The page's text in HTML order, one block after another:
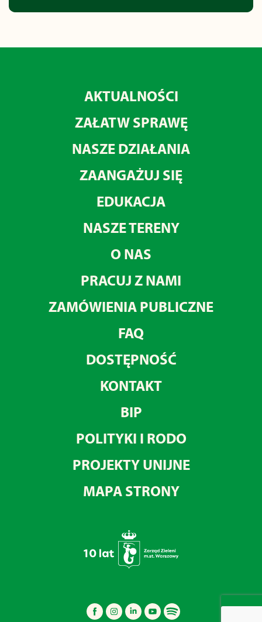
AKTUALNOŚCI
ZAŁATW SPRAWĘ
NASZE DZIAŁANIA
ZAANGAŻUJ SIĘ
EDUKACJA
NASZE TERENY
O NAS
PRACUJ Z NAMI
ZAMÓWIENIA PUBLICZNE
FAQ
DOSTĘPNOŚĆ
KONTAKT
BIP
POLITYKI I RODO
PROJEKTY UNIJNE
MAPA STRONY